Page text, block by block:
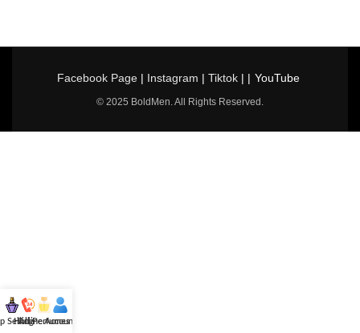
Facebook Page| Instagram | Tiktok| | YouTube
© 2025 BoldMen. All Rights Reserved.
Selling
Hotline
All Perfumes
Account